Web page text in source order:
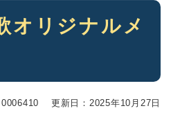
オリジナルメ
更新日：2025年10月27日